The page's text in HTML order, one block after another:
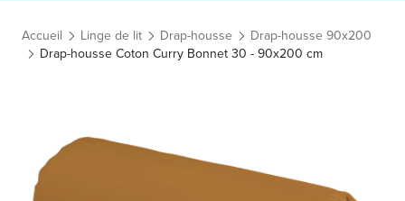
Accueil Linge de lit Drap-housse
Drap-housse 90x200
Drap-housse Coton Curry Bonnet 30 - 90x200 cm